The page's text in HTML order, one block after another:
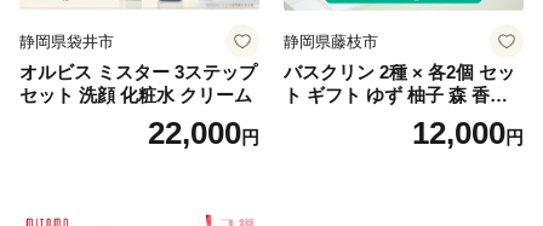
静岡県袋井市
オルビス ミスター 3ステップ
セット 洗顔 化粧水 クリーム
22,000円
静岡県藤枝市
バスクリン 2種 × 各2個 セッ
ト ギフト ゆず 柚子 森 香り
日用品 お風呂 バス用品 温活
アロマ 香り まとめ買い静岡
12,000円